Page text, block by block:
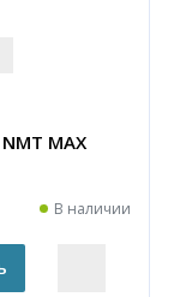
MAX
В наличии